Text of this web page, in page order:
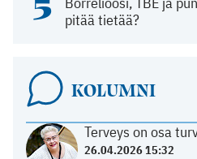
pitää tietää?
KOLUMNI
Terveys on osa
26.04.2026 15:32